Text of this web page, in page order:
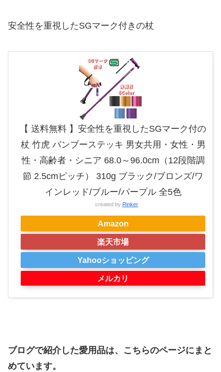
安全性を重視したSGマーク付きの杖
【 送料無料 】安全性を重視したSGマーク付の
杖 竹虎 バンブーステッキ 男女共用・女性・男
性・高齢者・シニア 68.0～96.0cm（12段階調
節 2.5cmピッチ） 310g ブラック/ブロンズ/ワ
インレッド/ブルー/パープル 全5色
created by Rinker
Amazon
楽天市場
Yahooショッピング
メルカリ
ブログで紹介した愛用品は、こちらのページにまと
めています。